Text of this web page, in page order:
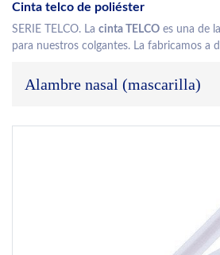
Cinta telco de poliéster
SERIE TELCO. La cinta TELCO es una de
para nuestros colgantes. La fabricamos a
Alambre nasal (mascarilla)